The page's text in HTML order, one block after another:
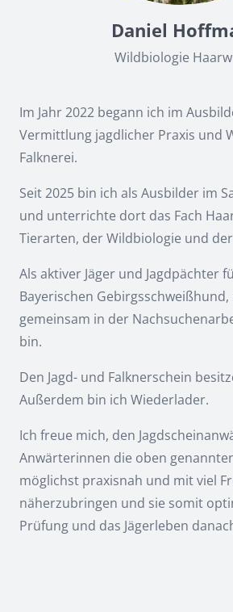
Daniel
Wildbiologie
Im Jahr 2022 begann ich im
Vermittlung jagdlicher Praxis und
Falknerei.
Seit 2025 bin ich als Ausbilder im
und unterrichte dort das Fach
Tierarten, der Wildbiologie und
Als aktiver Jäger und Jagdpächter
Bayerischen
gemeinsam in der
bin.
Den Jagd- und Falknerschein
Außerdem bin ich Wiederlader.
Ich freue mich, den
Anwärterinnen die oben
möglichst praxisnah und mit viel
näherzubringen und sie somit
Prüfung und das Jägerleben